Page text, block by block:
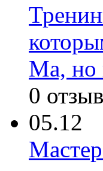
Ма, но
0
05.12